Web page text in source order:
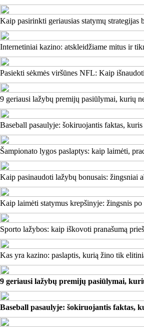
Kaip pasirinkti geriausias statymų strategijas
Internetiniai kazino: atskleidžiame mitus ir
Pasiekti sėkmės viršūnes NFL: Kaip
9 geriausi lažybų premijų pasiūlymai, kurių
Baseball pasaulyje: šokiruojantis faktas,
Šampionato lygos paslaptys: kaip laimėti,
Kaip pasinaudoti lažybų bonusais: žingsniai
Kaip laimėti statymus krepšinyje: žingsnis
Sporto lažybos: kaip iškovoti pranašumą
Kas yra kazino: paslaptis, kurią žino tik
9 geriausi lažybų premijų pasiūlymai,
Baseball pasaulyje: šokiruojantis faktas,